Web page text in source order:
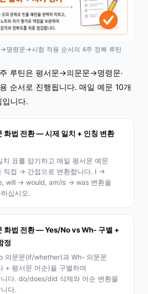
명령문→시험 적용 순서의 4주 정복 루틴
루틴은 평서문→의문문→명령문·
순서로 진행됩니다. 매일 예문 10개
니다.
화법 전환 — 시제 일치 + 인칭 변환
치 표를 암기하고 매일 평서문 예문
직접 → 간접으로 변환합니다. I →
will → would, am/is → was 변환을
십시오.
화법 전환 — Yes/No vs Wh- 구별 +
정
의문문(if/whether)과 Wh- 의문문
+ 평서문 어순)을 구별하며
니다. do/does/did 삭제와 어순 변환을
다.